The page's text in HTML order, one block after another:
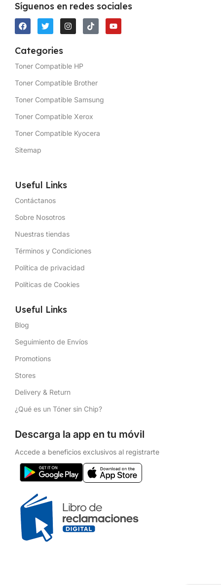
Síguenos en redes sociales
Categories
Toner Compatible HP
Toner Compatible Brother
Toner Compatible Samsung
Toner Compatible Xerox
Toner Compatible Kyocera
Sitemap
Useful Links
Contáctanos
Sobre Nosotros
Nuestras tiendas
Términos y Condiciones
Política de privacidad
Políticas de Cookies
Useful Links
Blog
Seguimiento de Envíos
Promotions
Stores
Delivery & Return
¿Qué es un Tóner sin Chip?
Descarga la app en tu móvil
Accede a beneficios exclusivos al registrarte